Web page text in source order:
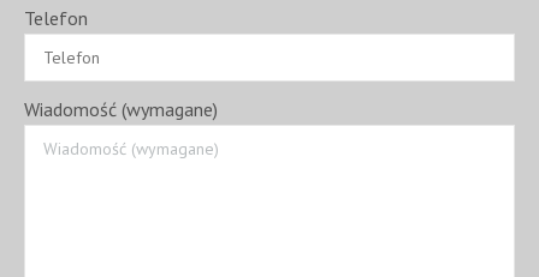
Telefon
Wiadomość (wymagane)